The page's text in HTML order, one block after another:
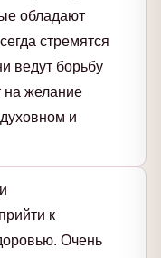
обладают
стремятся
ведут борьбу
на желание
и
к
Очень